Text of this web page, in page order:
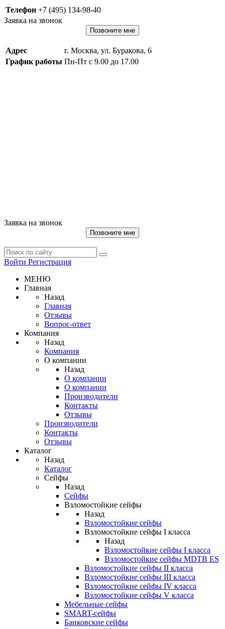
Телефон +7 (495) 134-98-40
Заявка на звонок
Позвоните мне
Адрес
г. Москва, ул. Буракова, 6
График работы Пн-Пт с 9.00 до 17.00
Заявка на звонок
Позвоните мне
Войти Регистрация
МЕНЮ
Главная
Назад
Главная
Отзывы
Вопрос-ответ
Компания
Назад
Компания
О компании
Назад
О компании
О компании
Производители
Контакты
Отзывы
Производители
Контакты
Отзывы
Каталог
Назад
Каталог
Сейфы
Назад
Сейфы
Взломостойкие сейфы
Назад
Взломостойкие сейфы
Взломостойкие сейфы I класса
Назад
Взломостойкие сейфы I класса
Взломостойкие сейфы MDTB ES
Взломостойкие сейфы II класса
Взломостойкие сейфы III класса
Взломостойкие сейфы IV класса
Взломостойкие сейфы V класса
Мебельные сейфы
SMART-сейфы
Банковские сейфы